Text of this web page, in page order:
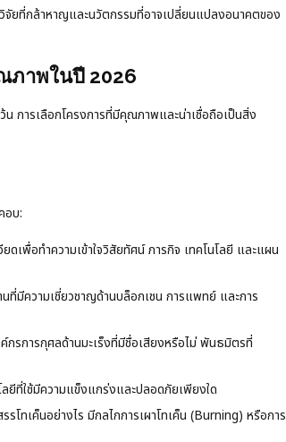
ยที่กล้าหาญและนวัตกรรมที่อาจเปลี่ยนแปลงอนาคตของ
ภาพในปี 2026
การเลือกโครงการที่มีคุณภาพและน่าเชื่อถือเป็นสิ่ง
อบ:
เพื่อทำความเข้าใจวิสัยทัศน์ ภารกิจ เทคโนโลยี และแผน
ที่มีความเชี่ยวชาญด้านบล็อกเชน การแพทย์ และการ
รการกุศลด้านมะเร็งที่มีชื่อเสียงหรือไม่ พันธมิตรที่
ลยีที่ใช้มีความแข็งแกร่งและปลอดภัยเพียงใด
โทเค็นอย่างไร มีกลไกการเผาโทเค็น (Burning) หรือการ